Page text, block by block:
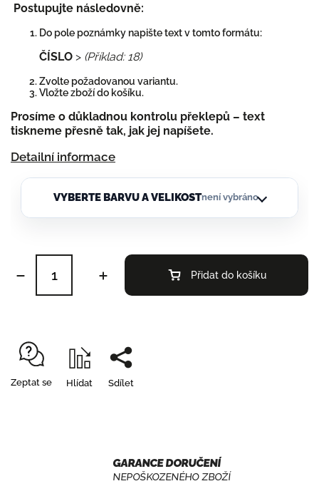
Postupujte následovně:
Do pole poznámky napište text v tomto formátu:
ČÍSLO > (Příklad: 18)
Zvolte požadovanou variantu.
Vložte zboží do košíku.
Prosíme o důkladnou kontrolu překlepů – text
tiskneme přesně tak, jak jej napíšete.
Detailní informace
VYBERTE BARVU A VELIKOSTnení vybráno
Přidat do košíku
Zeptat se Hlídat Sdílet
GARANCE DORUČENÍ
NEPOŠKOZENÉHO ZBOŽÍ